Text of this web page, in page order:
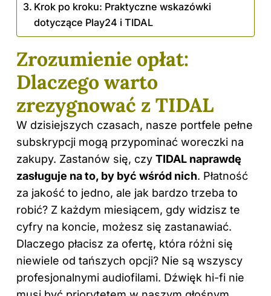
Krok po kroku: Praktyczne wskazówki
dotyczące Play24 i TIDAL
Zrozumienie opłat:
Dlaczego warto
zrezygnować z TIDAL
W dzisiejszych czasach, nasze portfele pełne
subskrypcji mogą przypominać woreczki na
zakupy. Zastanów się, czy TIDAL naprawdę
zasługuje na to, by być wśród nich. Płatność
za jakość to jedno, ale jak bardzo trzeba to
robić? Z każdym miesiącem, gdy widzisz te
cyfry na koncie, możesz się zastanawiać.
Dlaczego płacisz za ofertę, która różni się
niewiele od tańszych opcji? Nie są wszyscy
profesjonalnymi audiofilami. Dźwięk hi-fi nie